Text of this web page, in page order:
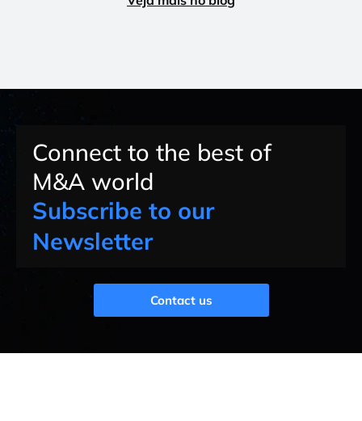
Connect to the best of
M&A world
Subscribe to our
Newsletter
Contact us